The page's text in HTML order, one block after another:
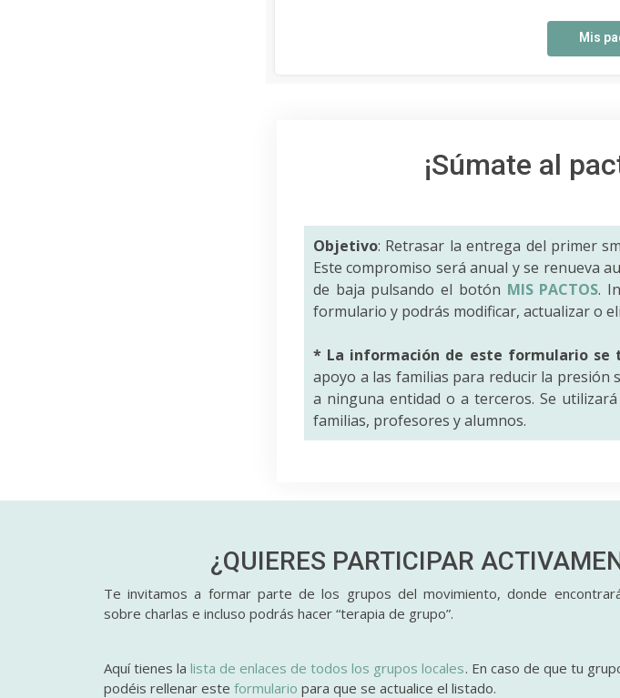
Mis
¡Súmate al
Objetivo: Retrasar la entrega del primer
Este compromiso será anual y se renueva
de baja pulsando el botón MIS PACTOS.
formulario y podrás modificar, actualizar o
* La información de este formulario se
apoyo a las familias para reducir la presión
a ninguna entidad o a terceros. Se
familias, profesores y alumnos.
¿QUIERES PARTICIPAR
Te invitamos a formar parte de los grupos del movimiento, donde
sobre charlas e incluso podrás hacer “terapia de grupo”.
Aquí tienes lalista de enlaces de todos los grupos locales. En caso de que tu
podéis rellenar este formulario para que se actualice el listado.